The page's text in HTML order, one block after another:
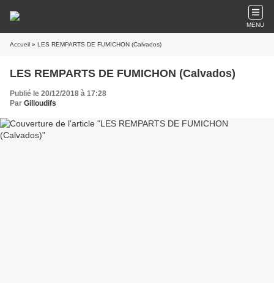
MENU
Accueil » LES REMPARTS DE FUMICHON (Calvados)
LES REMPARTS DE FUMICHON (Calvados)
Publié le 20/12/2018 à 17:28
Par Gilloudifs